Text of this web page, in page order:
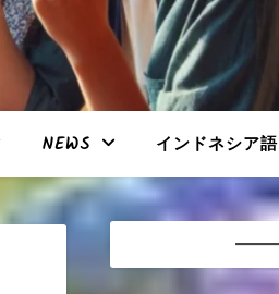
NEWS インドネシア語